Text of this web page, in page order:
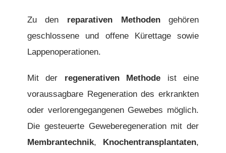
Zu den reparativen Methodengehören
geschlossene und offene Kürettage sowie
Lappenoperationen.
Mit der regenerativen Methode ist eine
voraussagbare Regeneration des erkrankten
oder verlorengegangenen Gewebes möglich.
Die gesteuerte Geweberegeneration mit der
Membrantechnik, Knochentransplantaten,